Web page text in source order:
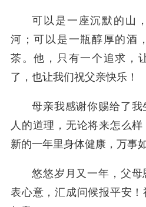
可以是一座沉默的山
河；可以是一瓶醇厚的酒
茶。他，只有一个追求，
了，也让我们祝父亲快乐！
母亲我感谢你赐给了
人的道理，无论将来怎么
新的一年里身体健康，万事如
悠悠岁月又一年，父
表心意，汇成问候报平安